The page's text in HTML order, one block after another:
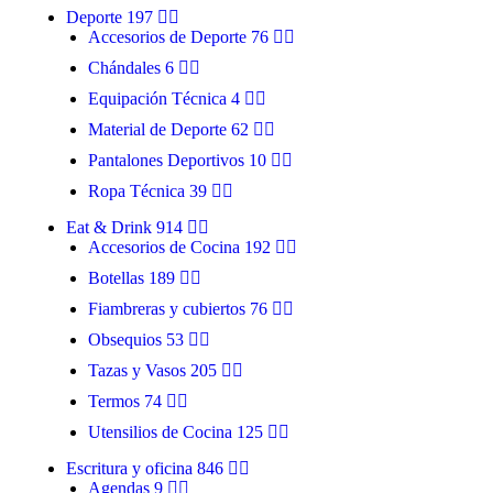
Deporte 197
Accesorios de Deporte 76
Chándales 6
Equipación Técnica 4
Material de Deporte 62
Pantalones Deportivos 10
Ropa Técnica 39
Eat & Drink 914
Accesorios de Cocina 192
Botellas 189
Fiambreras y cubiertos 76
Obsequios 53
Tazas y Vasos 205
Termos 74
Utensilios de Cocina 125
Escritura y oficina 846
Agendas 9